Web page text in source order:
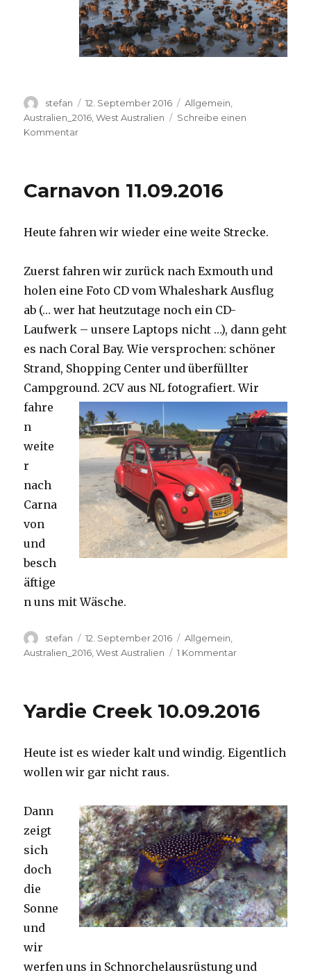
Autor
stefan
Veröffentlicht
am
12. September 2016 Kategorien
Allgemein
Australien_2016 ,West Australien
Schreibe einen
Kommentarzu
Carnavon 11.09.2016
Heute fahren wir wieder eine weite Strecke.
Zuerst fahren wir zurück nach Exmouth und
holen eine Foto CD vom Whaleshark Ausflug
ab (… wer hat heutzutage noch ein CD-
Laufwerk – unsere Laptops nicht …), dann geht
es nach Coral Bay. Wie versprochen: schöner
Strand, Shopping Center und überfüllter
Campground.2CV aus NL fotografiert. Wir
fahre
n
weite
r
nach
Carna
von
und
besch
äftige
n uns mit Wäsche.
Autor
stefan
Veröffentlicht
am
12. September 2016 Kategorien
Allgemein
Australien_2016 ,West Australien 1 Kommentarzu
Yardie Creek 10.09.2016
Heute ist es wieder kalt und windig. Eigentlich
wollen wir gar nicht raus.
Dann
zeigt
sich
doch
die
Sonne
und
wir
werfen uns in Schnorchelausrüstung und